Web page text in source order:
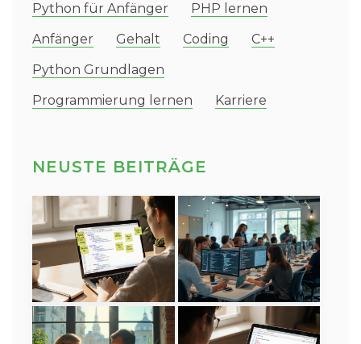
Python für Anfänger
PHP lernen
Anfänger
Gehalt Coding
C++
Python Grundlagen
Programmierung lernen
Karriere
NEUSTE BEITRÄGE